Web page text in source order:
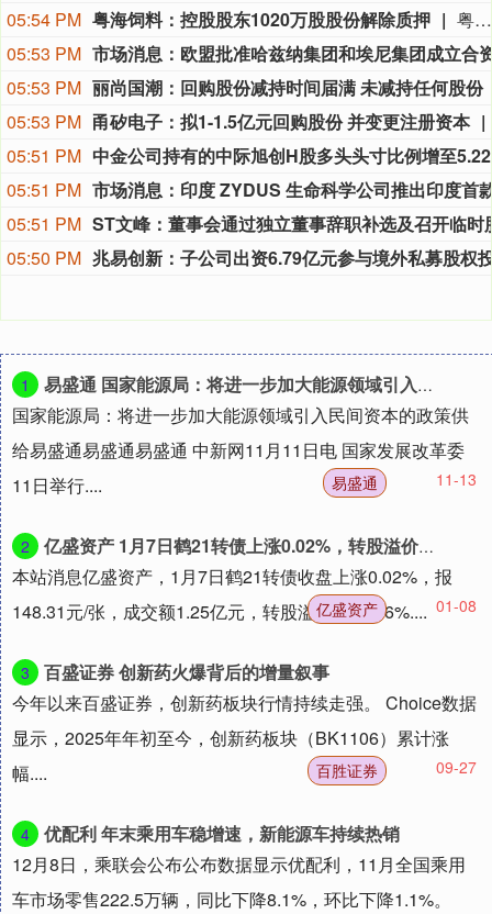
05:54 PM 粤海饲料：控股股东1020万股股份解除质押
粤海饲料公告称，近日控股股东对虾公司所持1020万股股份解除质押，占其所持股份比例1.46%，占公司总股本比例4.11%。截至公告披露日，对虾公司及其一致行动人累计被质押股份1.10亿股，占其所持股份比例23.93%，占公司总股本比例15.78%。对虾公司股份质押风险可控，该行为对上市公司无影响，未出现导致公司实控权变更的实质性因素。
05:53 PM
05:53 PM 丽尚国潮：回购股份减持时间届满 未减持任何股份
05:53 PM 甬矽电子：拟1-1.5亿元回购股份 并变更注册资本
05:51 PM
05:51 PM
05:51 PM
05:50 PM
1
易盛通 国家能源局：将进一步加大能源领域引入民间资本的政策供给
国家能源局：将进一步加大能源领域引入民间资本的政策供
给易盛通易盛通易盛通 中新网11月11日电 国家发展改革委
11日举行....
11-13
易盛通
2
亿盛资产 1月7日鹤21转债上涨0.02%，转股溢价率14.86%
本站消息亿盛资产，1月7日鹤21转债收盘上涨0.02%，报
148.31元/张，成交额1.25亿元，转股溢价率14.86%.... 01-08
亿盛资产
3
百盛证券 创新药火爆背后的增量叙事
今年以来百盛证券，创新药板块行情持续走强。 Choice数据
显示，2025年年初至今，创新药板块（BK1106）累计涨
幅....
09-27
百胜证券
4
优配利 年末乘用车稳增速，新能源车持续热销
12月8日，乘联会公布公布数据显示优配利，11月全国乘用
车市场零售222.5万辆，同比下降8.1%，环比下降1.1%。